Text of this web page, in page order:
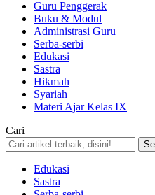
Guru Penggerak
Buku & Modul
Administrasi Guru
Serba-serbi
Edukasi
Sastra
Hikmah
Syariah
Materi Ajar Kelas IX
Cari
Edukasi
Sastra